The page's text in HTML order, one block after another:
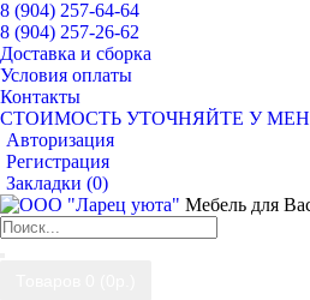
8 (904) 257-64-64
8 (904) 257-26-62
Доставка и сборка
Условия оплаты
Контакты
СТОИМОСТЬ УТОЧНЯЙТЕ У
Авторизация
Регистрация
Закладки (0)
Мебель для